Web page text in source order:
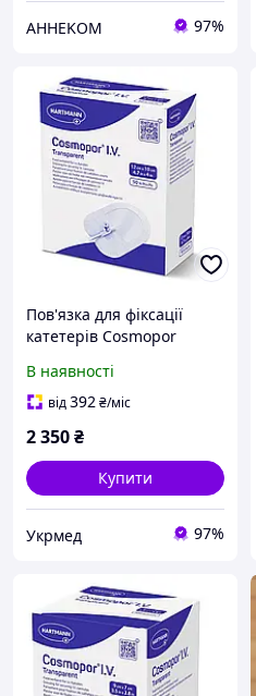
АННЕKOM 97%
Пов'язка для фіксації
катетерів Cosmopor
см, 50 шт.
В наявності
від392₴/міс
2 350₴
Купити
Укрмед 97%